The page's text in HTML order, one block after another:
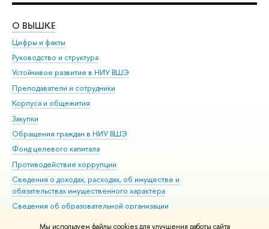
Мы используем файлы cookies для улучшения работы сайта
О ВЫШКЕ
Цифры и факты
Руководство и структура
Устойчивое развитие в НИУ ВШЭ
Преподаватели и сотрудники
Корпуса и общежития
Закупки
Обращения граждан в НИУ ВШЭ
Фонд целевого капитала
Противодействие коррупции
Сведения о доходах, расходах, об имуществе и
обязательствах имущественного характера
Сведения об образовательной организации
Людям с ограниченными возможностями здоровья